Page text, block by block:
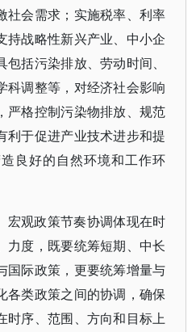
社会需求；实施税率、利率
持战略性新兴产业、中小企
括污染排放、劳动时间、
科调整等，对经济社会影响
严格控制污染物排放、规范
利于促进产业技术进步和提
良好的自然环境和工作环
宏观政策节奏协调体现在时
力度，既要统筹短期、中长
国际政策，更要统筹增量与
各类政策之间的协调，确保
时序、范围、方向和目标上